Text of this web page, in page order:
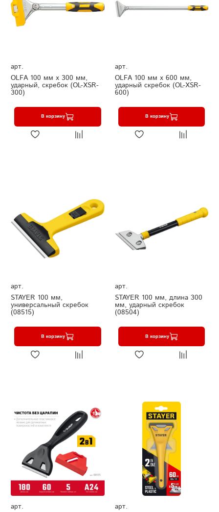
арт.
OLFA 100 мм х 300 мм,
ударный, скребок (OL-XSR-
300)
В корзину
арт.
OLFA 100 мм х 600 мм,
ударный скребок (OL-XSR-
600)
В корзину
арт.
STAYER 100 мм,
универсальный скребок
(08515)
В корзину
арт.
STAYER 100 мм, длина 300
мм, ударный скребок
(08504)
В корзину
арт.
арт.